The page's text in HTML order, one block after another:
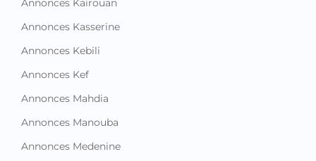
Annonces Kairouan
Annonces Kasserine
Annonces Kebili
Annonces Kef
Annonces Mahdia
Annonces Manouba
Annonces Medenine